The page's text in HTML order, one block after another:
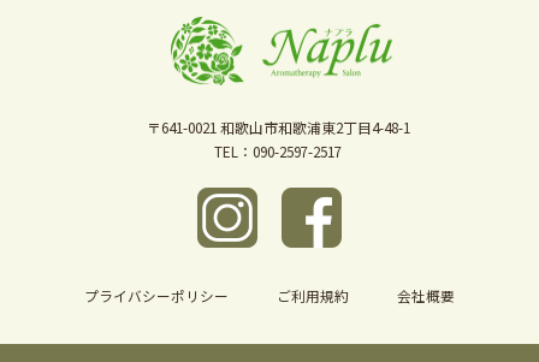
〒641-0021和歌山市和歌浦東2丁目4-48-1
TEL：090-2597-2517
プライバシーポリシー ご利用規約 会社概要